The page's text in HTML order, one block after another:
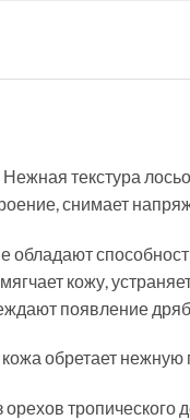
текстура
снимает
кожу,
появление
обретает нежную